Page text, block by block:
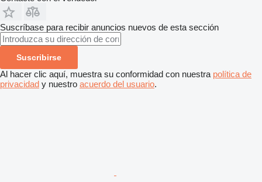
Suscríbase para recibir anuncios nuevos de esta sección
Suscribirse
Al hacer clic aquí, muestra su conformidad con nuestra política de
privacidad y nuestro acuerdo del usuario.